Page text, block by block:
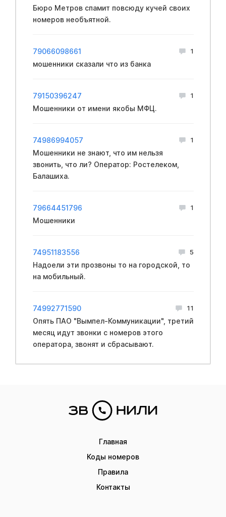
Бюро Метров спамит повсюду кучей своих
номеров необъятной.
79066098661 1
мошенники сказали что из банка
79150396247 1
Мошенники от имени якобы МФЦ.
74986994057 1
Мошенники не знают, что им нельзя
звонить, что ли? Оператор: Ростелеком,
Балашиха.
79664451796 1
Мошенники
74951183556 5
Надоели эти прозвоны то на городской, то
на мобильный.
74992771590 11
Опять ПАО "Вымпел-Коммуникации", третий
месяц идут звонки с номеров этого
оператора, звонят и сбрасывают.
Главная
Коды номеров
Правила
Контакты